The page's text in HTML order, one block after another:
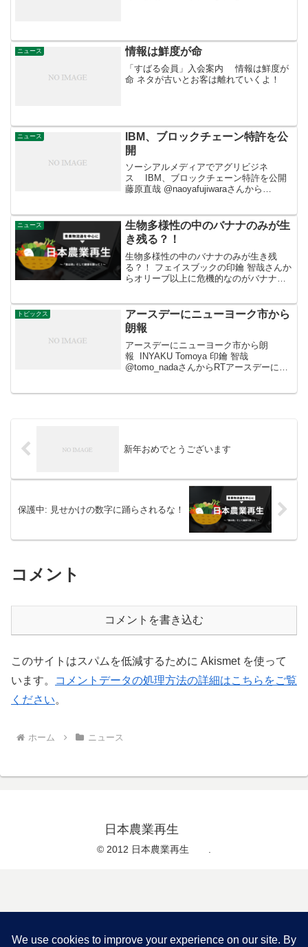
ニュース 情報は鮮度が命
「すばる会員」入会案内 情報は鮮度が
命 ネタが古いとお客は離れていくよ！
ニュース
IBM、ブロックチェーン特許を公
開
ソーシアルメディアでアグリビジネ
ス IBM、ブロックチェーン特許を公開
藤原直哉‏ @naoyafujiwaraさんから
を公開詳細はこちら
ニュース
生物多様性の中のバナナのみが生
き残る？！
生物多様性の中のバナナのみが生き残
る？！ フェイスブックの印鑰 智哉さんか
らオリーブ以上に危機的なのがバナナの
と呼んだ方がいいかもしれない。 バナナ
よ、さようなら、...
トピックス
アースデーにニューヨーク市から
朗報
アースデーにニューヨーク市から朗
報 INYAKU Tomoya 印鑰 智哉
@tomo_nadaさんからRTアースデーにニ
新年おめでとうございます
保護中: 見せかけの数字に踊らされるな！
コメント
コメントを書き込む
このサイトはスパムを低減するために Akismet を使って
います。
コメントデータの処理方法の詳細はこちらをご覧
ください。
ホーム ニュース
日本農業再生
© 2012 日本農業再生 .